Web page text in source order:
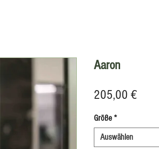
Aaron
205,00 €Preis
Größe*
Auswählen